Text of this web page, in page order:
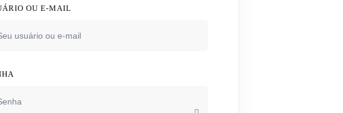
OU E-MAIL